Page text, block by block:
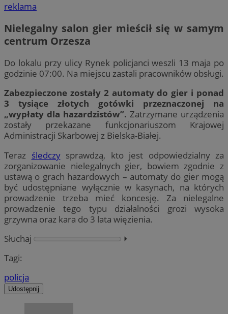
reklama
Nielegalny salon gier mieścił się w samym
centrum Orzesza
Do lokalu przy ulicy Rynek policjanci weszli 13 maja po
godzinie 07:00. Na miejscu zastali pracowników obsługi.
Zabezpieczone zostały 2 automaty do gier i ponad
3 tysiące złotych gotówki przeznaczonej na
„wypłaty dla hazardzistów”. Zatrzymane urządzenia
zostały przekazane funkcjonariuszom Krajowej
Administracji Skarbowej z Bielska-Białej.
Teraz śledczysprawdzą, kto jest odpowiedzialny za
zorganizowanie nielegalnych gier, bowiem zgodnie z
ustawą o grach hazardowych – automaty do gier mogą
być udostępniane wyłącznie w kasynach, na których
prowadzenie trzeba mieć koncesję. Za nielegalne
prowadzenie tego typu działalności grozi wysoka
grzywna oraz kara do 3 lata więzienia.
Słuchaj
⏵︎
Tagi:
policja
Udostępnij